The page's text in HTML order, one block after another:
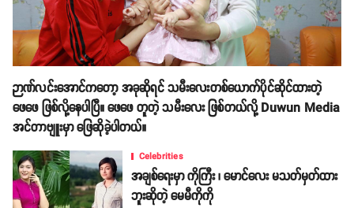
ဉာဏ်လင်းအောင်ကတော့ အခုဆိုရင် သမီးလေးတစ်ယောက်ပိုင်ဆိုင်ထားတဲ့
ဖေဖေ ဖြစ်လို့နေပါပြီ။ ဖေဖေ တူတဲ့ သမီးလေး ဖြစ်တယ်လို့ Duwun Media
အင်တာဗျူးမှာ ဖြေဆိုခဲ့ပါတယ်။
Celebrities
အချစ်ရေးမှာ ကိုကြီး ၊ မောင်လေး မသတ်မှတ်ထား
ဘူးဆိုတဲ့ မေမီကိုကို